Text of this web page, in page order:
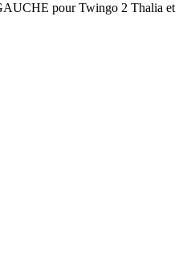
pour Twingo 2 Thalia et